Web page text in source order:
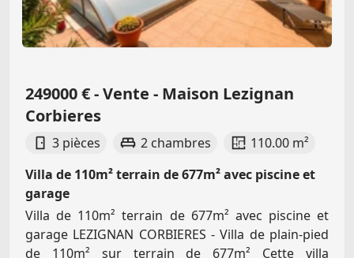
249000 € - Vente - Maison Lezignan
Corbieres
3 pièces 2 chambres
110.00 m²
Villa de 110m² terrain de 677m² avec piscine et
garage
Villa de 110m² terrain de 677m² avec piscine et
garage LEZIGNAN CORBIERES - Villa de plain-pied
de 110m² sur terrain de 677m² Cette villa